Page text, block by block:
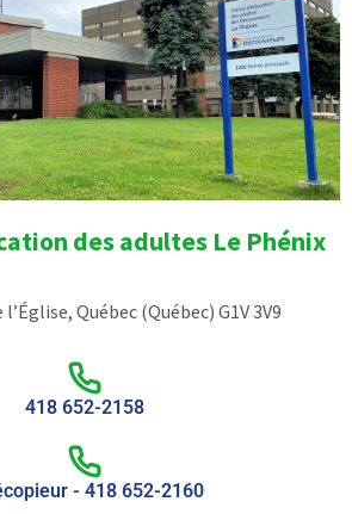
des adultes Le Phénix
Québec (Québec) G1V 3V9
418 652-2158
- 418 652-2160